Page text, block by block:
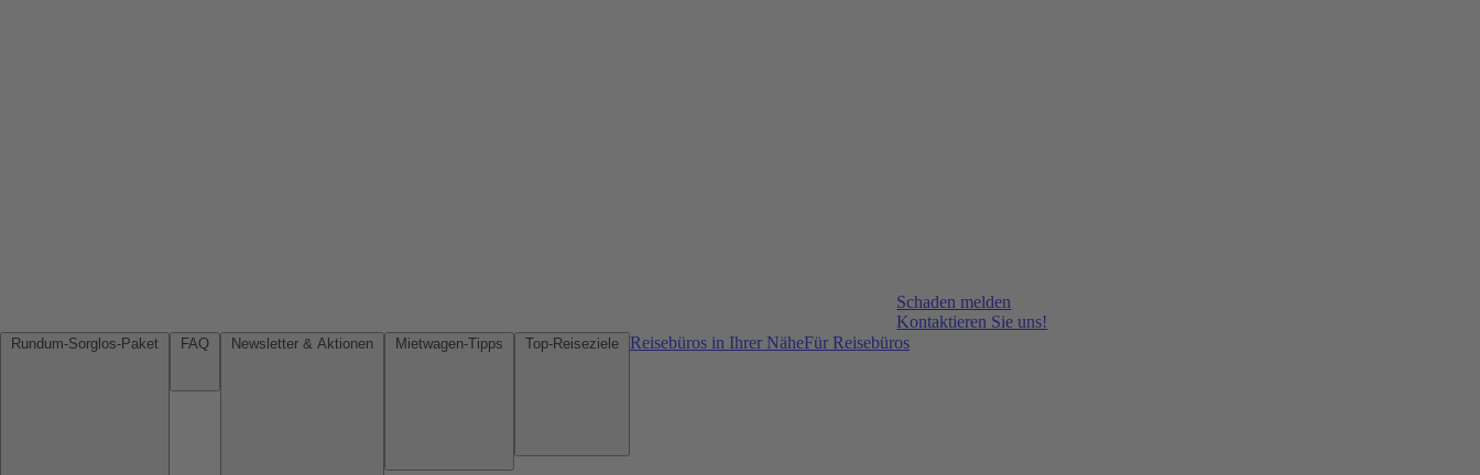
Schaden melden
Kontaktieren Sie uns!
Reisebüros in Ihrer NäheFür Reisebüros